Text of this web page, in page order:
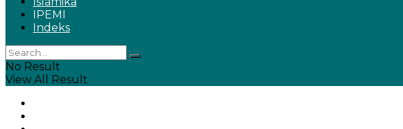
IPEMI
Indeks
No Result
View All Result